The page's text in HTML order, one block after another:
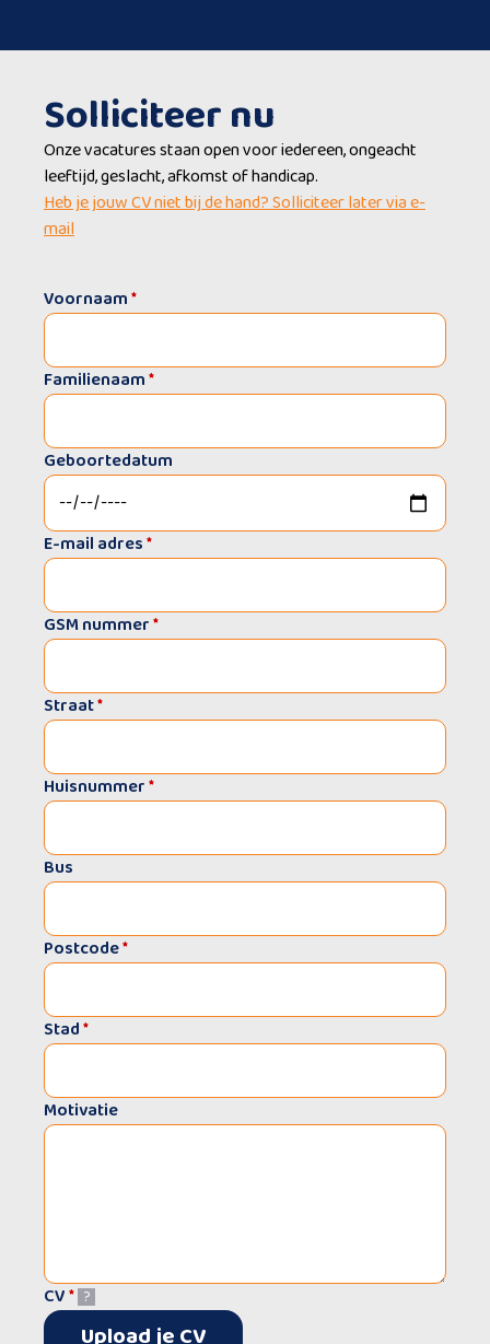
Solliciteer nu
Onze vacatures staan open voor iedereen, ongeacht
leeftijd, geslacht, afkomst of handicap.
Heb je jouw CV niet bij de hand? Solliciteer later via e-
mail
Voornaam*
Familienaam*
Geboortedatum
E-mail adres*
GSM nummer*
Straat*
Huisnummer*
Bus
Postcode*
Stad*
Motivatie
CV* ?
Upload je CV